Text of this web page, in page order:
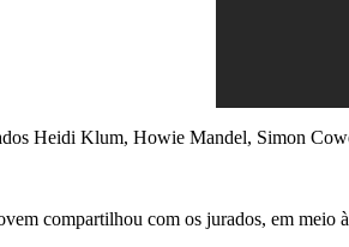
Heidi Klum, Howie Mandel, Simon
compartilhou com os jurados, em meio